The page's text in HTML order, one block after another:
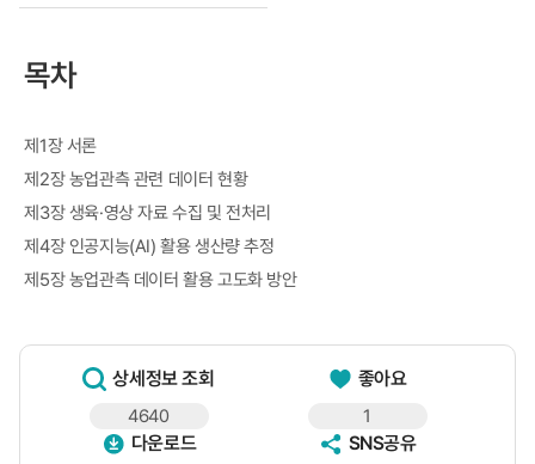
목차
제1장 서론
제2장 농업관측 관련 데이터 현황
제3장 생육·영상 자료 수집 및 전처리
제4장 인공지능(AI) 활용 생산량 추정
제5장 농업관측 데이터 활용 고도화 방안
상세정보 조회
4640
좋아요
1
다운로드 SNS공유